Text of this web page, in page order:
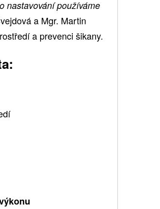
nastavování používáme
a Mgr. Martin
a prevenci šikany.